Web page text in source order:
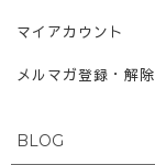
マイアカウント
メルマガ登録・解除
BLOG